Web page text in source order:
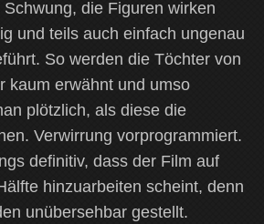
die Figuren wirken
und teils auch einfach ungenau
So werden die Töchter von
kaum erwähnt und umso
plötzlich, als diese die
Verwirrung vorprogrammiert.
definitiv, dass der Film auf
hinzuarbeiten scheint, denn
unübersehbar gestellt.